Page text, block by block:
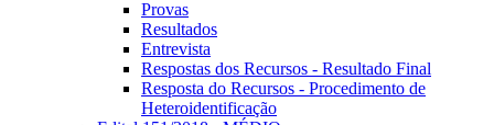
Provas
Resultados
Entrevista
Respostas dos Recursos - Resultado Final
Resposta do Recursos - Procedimento de
Heteroidentificação